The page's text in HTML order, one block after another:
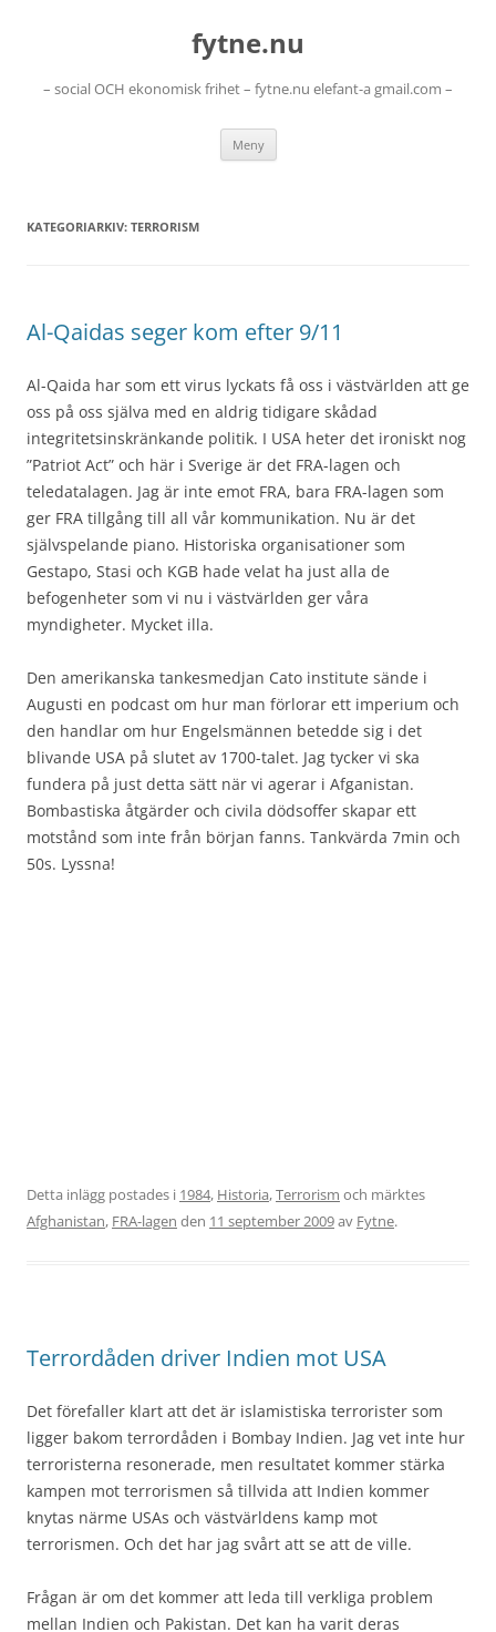
fytne.nu
– social OCH ekonomisk frihet – fytne.nu elefant-a gmail.com –
Meny
KATEGORIARKIV: TERRORISM
Al-Qaidas seger kom efter 9/11
Al-Qaida har som ett virus lyckats få oss i västvärlden att ge
oss på oss själva med en aldrig tidigare skådad
integritetsinskränkande politik. I USA heter det ironiskt nog
”Patriot Act” och här i Sverige är det FRA-lagen och
teledatalagen. Jag är inte emot FRA, bara FRA-lagen som
ger FRA tillgång till all vår kommunikation. Nu är det
självspelande piano. Historiska organisationer som
Gestapo, Stasi och KGB hade velat ha just alla de
befogenheter som vi nu i västvärlden ger våra
myndigheter. Mycket illa.
Den amerikanska tankesmedjan Cato institute sände i
Augusti en podcast om hur man förlorar ett imperium och
den handlar om hur Engelsmännen betedde sig i det
blivande USA på slutet av 1700-talet. Jag tycker vi ska
fundera på just detta sätt när vi agerar i Afganistan.
Bombastiska åtgärder och civila dödsoffer skapar ett
motstånd som inte från början fanns. Tankvärda 7min och
50s. Lyssna!
Detta inlägg postades i 1984, Historia,Terrorism och märktes
Afghanistan, FRA-lagen den 11 september 2009av Fytne.
Terrordåden driver Indien mot USA
Det förefaller klart att det är islamistiska terrorister som
ligger bakom terrordåden i Bombay Indien. Jag vet inte hur
terroristerna resonerade, men resultatet kommer stärka
kampen mot terrorismen så tillvida att Indien kommer
knytas närme USAs och västvärldens kamp mot
terrorismen. Och det har jag svårt att se att de ville.
Frågan är om det kommer att leda till verkliga problem
mellan Indien och Pakistan. Det kan ha varit deras